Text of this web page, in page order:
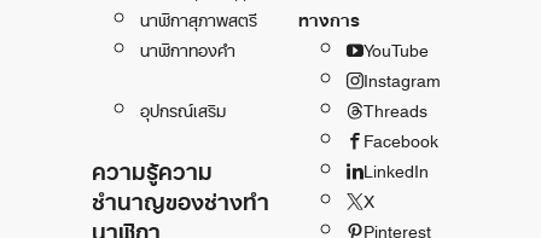
นาฬิกาสุภาพสตรี
นาฬิกาทองคำ
อุปกรณ์เสริม
ความรู้ความ
ชำนาญของช่างทำ
นาฬิกา
ทางการ
YouTube
Instagram
Threads
Facebook
LinkedIn
X
Pinterest